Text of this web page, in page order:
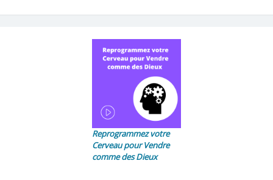
Reprogrammez votre
Cerveau pour Vendre
comme des Dieux